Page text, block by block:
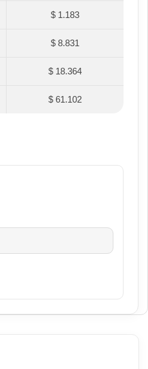
$ 1.183
$ 8.831
$ 18.364
$ 61.102